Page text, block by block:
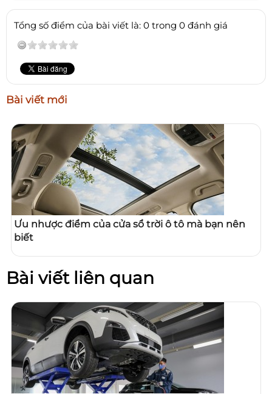
Tổng số điểm của bài viết là: 0 trong 0 đánh giá
Bài viết mới
Ưu nhược điểm của cửa sổ trời ô tô mà bạn nên
biết
Bài viết liên quan